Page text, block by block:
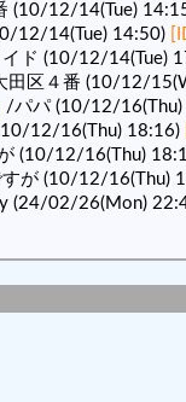
(10/12/14(Tue)
12/14(Tue) 14:50)
ド (10/12/14(Tue)
田区４番 (10/12/
/パパ (10/12/16(Thu)
12/16(Thu) 18:16)
(10/12/16(Thu)
が (10/12/16(Thu)
(24/02/26(Mon)